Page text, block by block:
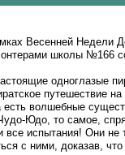
Весенней Недели
школы №166
одноглазые
путешествие
волшебные
Юдо, то самое,
испытания! Они
с ними, доказав,